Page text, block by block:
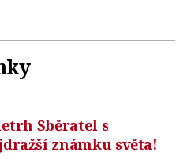
Sběratel s
známku světa!